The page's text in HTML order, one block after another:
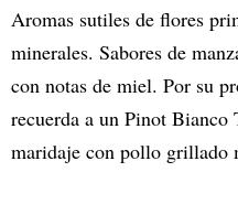
Aromas sutiles de flores
minerales. Sabores de
con notas de miel. Por su
recuerda a un Pinot Bianco
maridaje con pollo grillado